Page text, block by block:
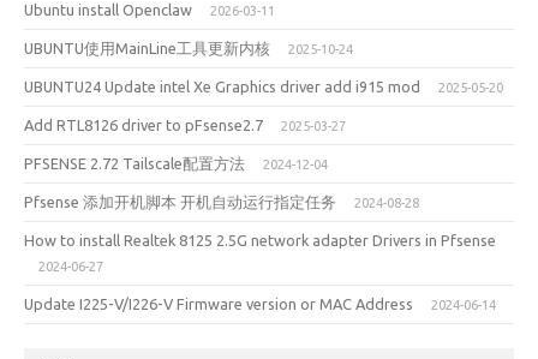
Ubuntu install Openclaw 2026-03-11
UBUNTU使用MainLine工具更新内核 2025-10-24
UBUNTU24 Update intel Xe Graphics driver add i915 mod 2025-05-20
Add RTL8126 driver to pFsense2.7 2025-03-27
PFSENSE 2.72 Tailscale配置方法 2024-12-04
Pfsense 添加开机脚本 开机自动运行指定任务 2024-08-28
How to install Realtek 8125 2.5G network adapter Drivers in Pfsense
2024-06-27
Update I225-V/I226-V Firmware version or MAC Address 2024-06-14